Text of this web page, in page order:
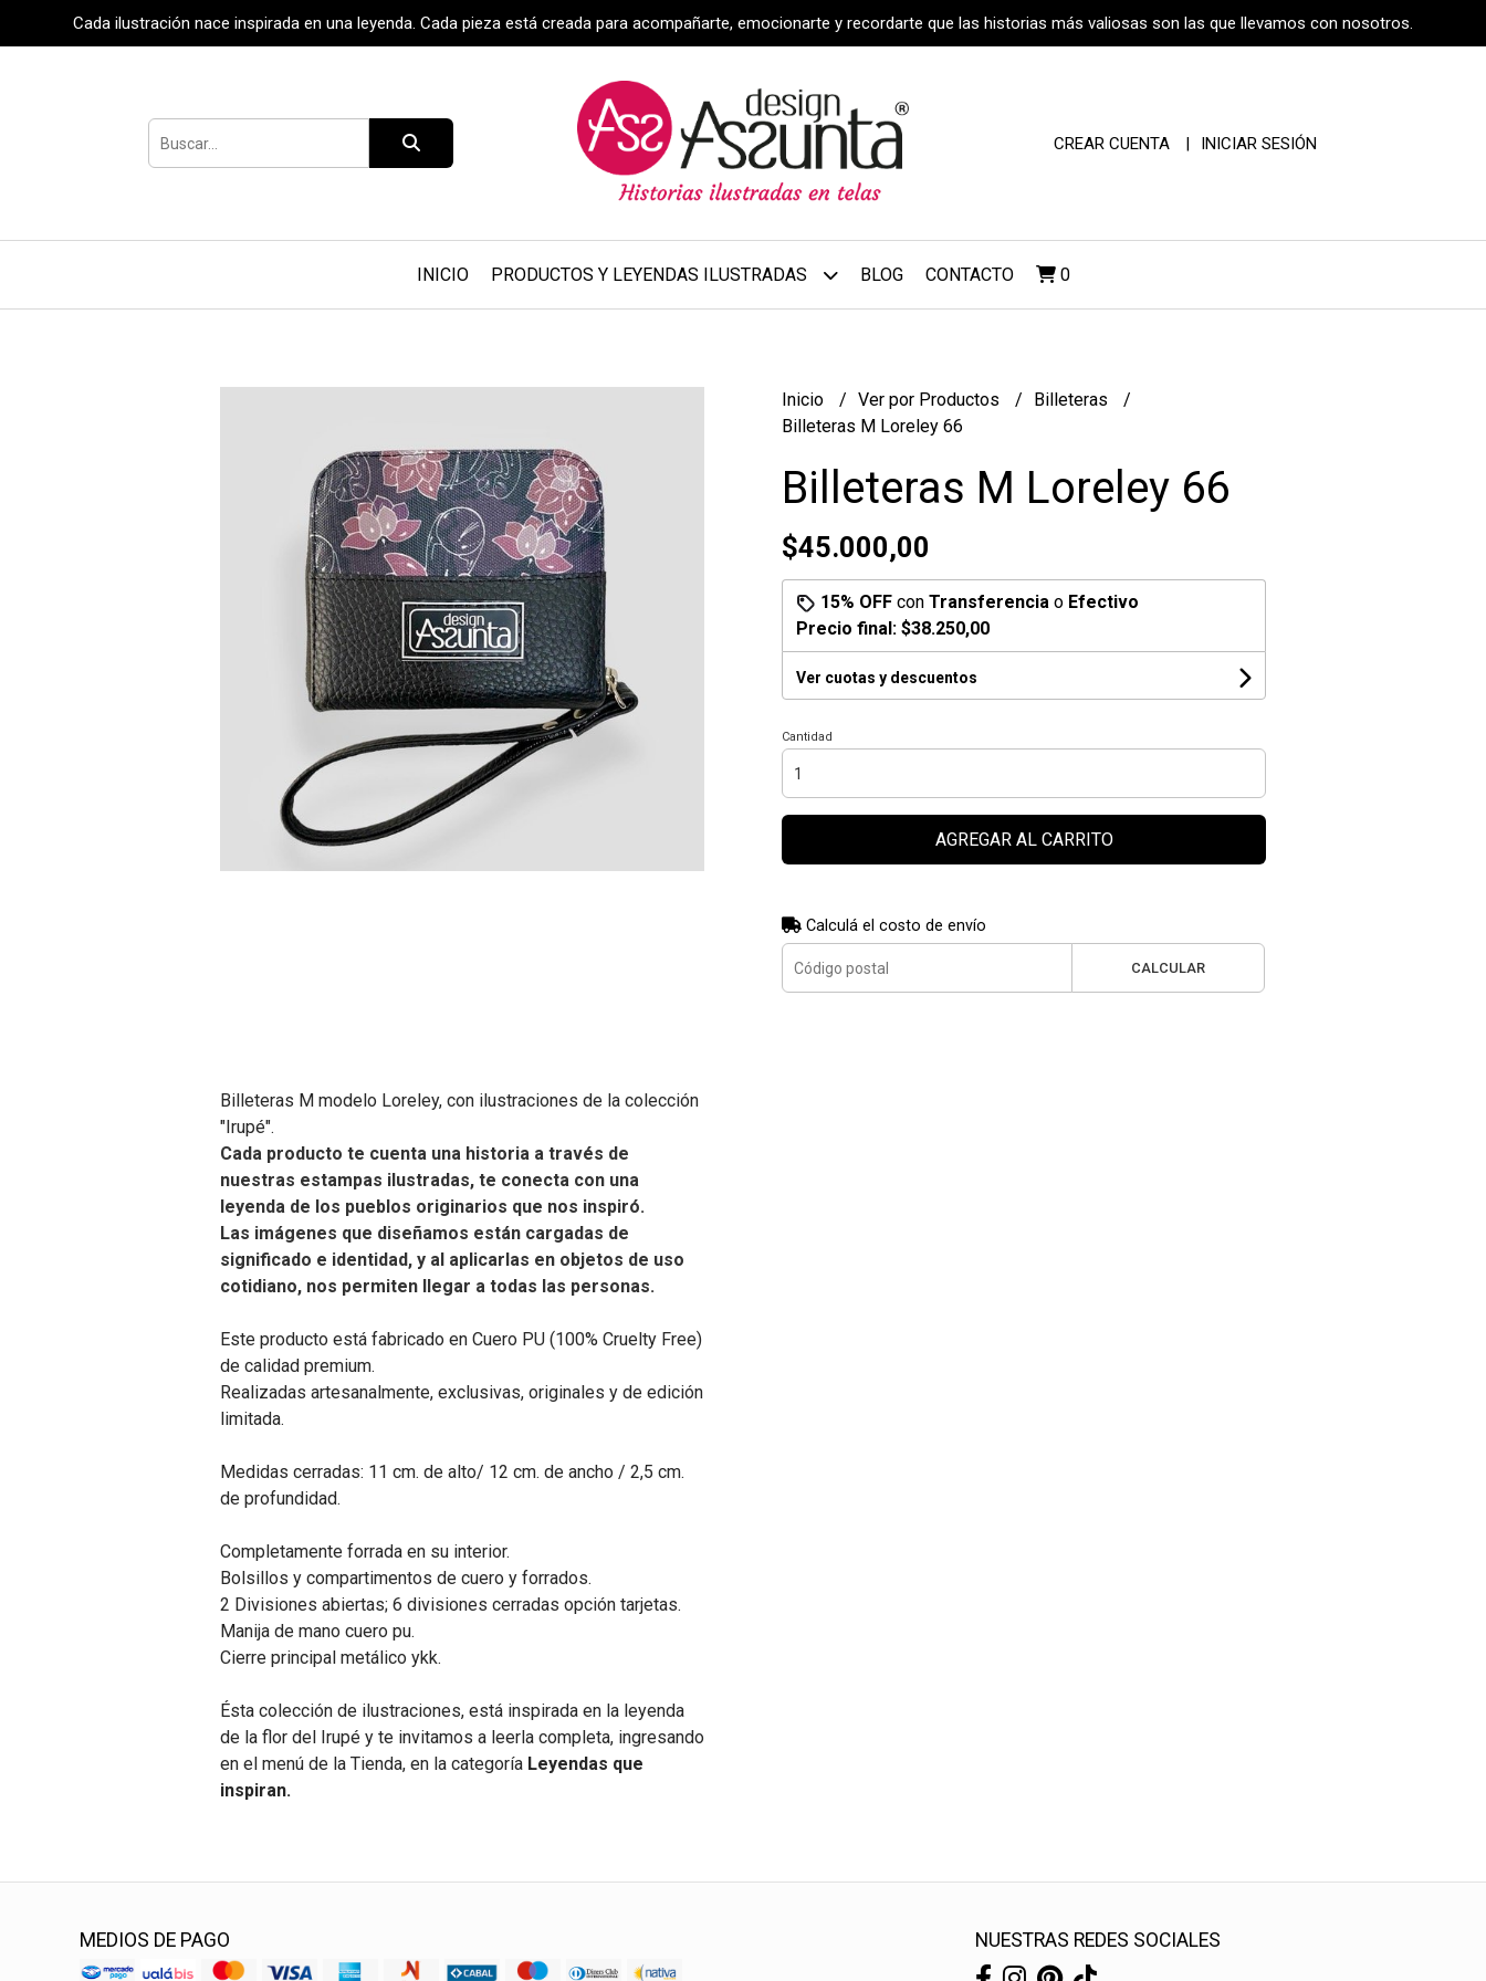
Cada ilustración nace inspirada en una leyenda. Cada pieza está creada para acompañarte, emocionarte y recordarte que las historias más valiosas son las que llevamos con nosotros.
CREAR CUENTA INICIAR SESIÓN
INICIO PRODUCTOS Y LEYENDAS ILUSTRADAS BLOG CONTACTO 0
Billeteras M modelo Loreley, con ilustraciones de la colección
"Irupé".
Cada producto te cuenta una historia a través de
nuestras estampas ilustradas, te conecta con una
leyenda de los pueblos originarios que nos inspiró.
Las imágenes que diseñamos están cargadas de
significado e identidad, y al aplicarlas en objetos de uso
cotidiano, nos permiten llegar a todas las personas.
Este producto está fabricado en Cuero PU (100% Cruelty Free)
de calidad premium.
Realizadas artesanalmente, exclusivas, originales y de edición
limitada.
Medidas cerradas: 11 cm. de alto/ 12 cm. de ancho / 2,5 cm.
de profundidad.
Completamente forrada en su interior.
Bolsillos y compartimentos de cuero y forrados.
2 Divisiones abiertas; 6 divisiones cerradas opción tarjetas.
Manija de mano cuero pu.
Cierre principal metálico ykk.
Ésta colección de ilustraciones, está inspirada en la leyenda
de la flor del Irupé y te invitamos a leerla completa, ingresando
en el menú de la Tienda, en la categoría Leyendas que
inspiran.
Inicio Ver por Productos
Billeteras
Billeteras M Loreley 66
Billeteras M Loreley 66
$45.000,00
15% OFF con Transferencia o Efectivo
Precio final: $38.250,00
Ver cuotas y descuentos
Cantidad
AGREGAR AL CARRITO
Calculá el costo de envío
CALCULAR
MEDIOS DE PAGO NUESTRAS REDES SOCIALES